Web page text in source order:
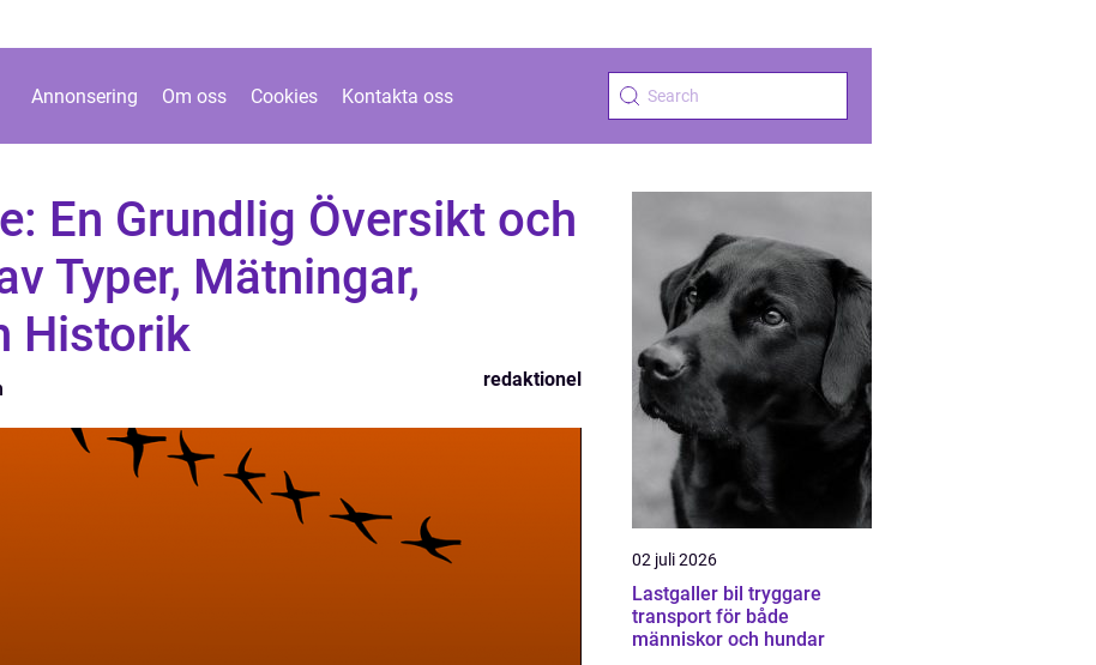
Annonsering Om oss Cookies Kontakta oss
En Grundlig Översikt och
Typer, Mätningar,
Historik
redaktionel
02 juli 2026
Lastgaller bil tryggare
transport för både
människor och hundar